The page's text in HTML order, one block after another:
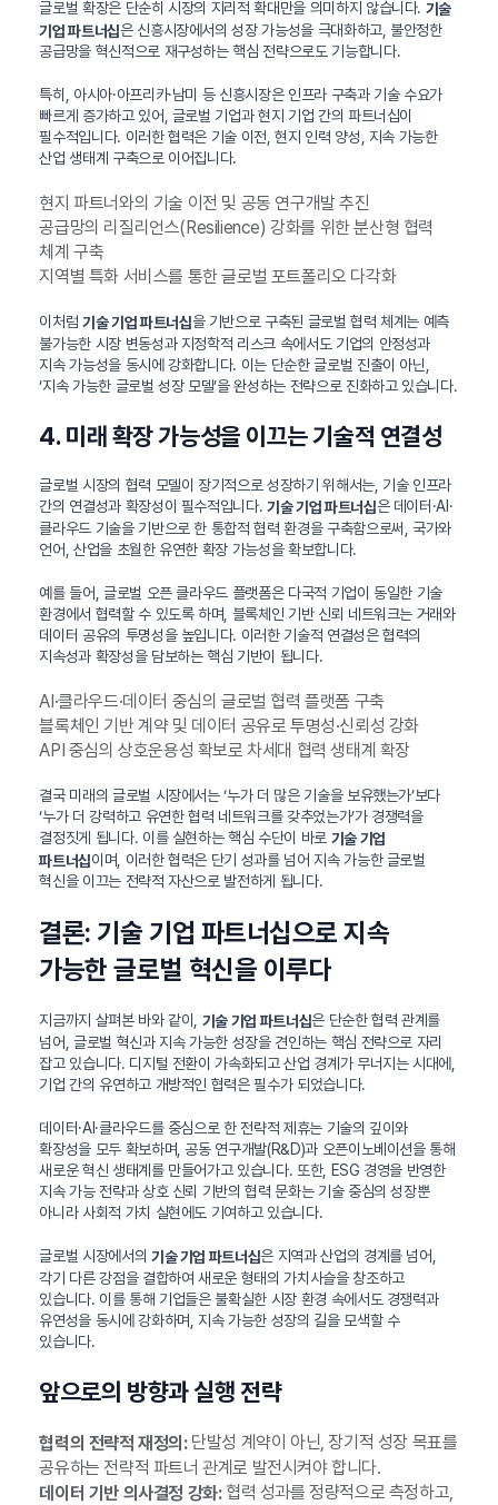
글로벌 확장은 단순히 시장의 지리적 확대만을 의미하지 않습니다. 기술
기업 파트너십은 신흥시장에서의 성장 가능성을 극대화하고, 불안정한
공급망을 혁신적으로 재구성하는 핵심 전략으로도 기능합니다.
특히, 아시아·아프리카·남미 등 신흥시장은 인프라 구축과 기술 수요가
빠르게 증가하고 있어, 글로벌 기업과 현지 기업 간의 파트너십이
필수적입니다. 이러한 협력은 기술 이전, 현지 인력 양성, 지속 가능한
산업 생태계 구축으로 이어집니다.
현지 파트너와의 기술 이전 및 공동 연구개발 추진
공급망의 리질리언스(Resilience) 강화를 위한 분산형 협력
체계 구축
지역별 특화 서비스를 통한 글로벌 포트폴리오 다각화
이처럼 기술 기업 파트너십을 기반으로 구축된 글로벌 협력 체계는 예측
불가능한 시장 변동성과 지정학적 리스크 속에서도 기업의 안정성과
지속 가능성을 동시에 강화합니다. 이는 단순한 글로벌 진출이 아닌,
‘지속 가능한 글로벌 성장 모델’을 완성하는 전략으로 진화하고 있습니다.
4. 미래 확장 가능성을 이끄는 기술적 연결성
글로벌 시장의 협력 모델이 장기적으로 성장하기 위해서는, 기술 인프라
간의 연결성과 확장성이 필수적입니다.기술 기업 파트너십은 데이터·AI·
클라우드 기술을 기반으로 한 통합적 협력 환경을 구축함으로써, 국가와
언어, 산업을 초월한 유연한 확장 가능성을 확보합니다.
예를 들어, 글로벌 오픈 클라우드 플랫폼은 다국적 기업이 동일한 기술
환경에서 협력할 수 있도록 하며, 블록체인 기반 신뢰 네트워크는 거래와
데이터 공유의 투명성을 높입니다. 이러한 기술적 연결성은 협력의
지속성과 확장성을 담보하는 핵심 기반이 됩니다.
AI·클라우드·데이터 중심의 글로벌 협력 플랫폼 구축
블록체인 기반 계약 및 데이터 공유로 투명성·신뢰성 강화
API 중심의 상호운용성 확보로 차세대 협력 생태계 확장
결국 미래의 글로벌 시장에서는 ‘누가 더 많은 기술을 보유했는가’보다
‘누가 더 강력하고 유연한 협력 네트워크를 갖추었는가’가 경쟁력을
결정짓게 됩니다. 이를 실현하는 핵심 수단이 바로 기술 기업
파트너십이며, 이러한 협력은 단기 성과를 넘어 지속 가능한 글로벌
혁신을 이끄는 전략적 자산으로 발전하게 됩니다.
결론: 기술 기업 파트너십으로 지속
가능한 글로벌 혁신을 이루다
지금까지 살펴본 바와 같이, 기술 기업 파트너십은 단순한 협력 관계를
넘어, 글로벌 혁신과 지속 가능한 성장을 견인하는 핵심 전략으로 자리
잡고 있습니다. 디지털 전환이 가속화되고 산업 경계가 무너지는 시대에,
기업 간의 유연하고 개방적인 협력은 필수가 되었습니다.
데이터·AI·클라우드를 중심으로 한 전략적 제휴는 기술의 깊이와
확장성을 모두 확보하며, 공동 연구개발(R&D)과 오픈이노베이션을 통해
새로운 혁신 생태계를 만들어가고 있습니다. 또한, ESG 경영을 반영한
지속 가능 전략과 상호 신뢰 기반의 협력 문화는 기술 중심의 성장뿐
아니라 사회적 가치 실현에도 기여하고 있습니다.
글로벌 시장에서의 기술 기업 파트너십은 지역과 산업의 경계를 넘어,
각기 다른 강점을 결합하여 새로운 형태의 가치사슬을 창조하고
있습니다. 이를 통해 기업들은 불확실한 시장 환경 속에서도 경쟁력과
유연성을 동시에 강화하며, 지속 가능한 성장의 길을 모색할 수
있습니다.
앞으로의 방향과 실행 전략
협력의 전략적 재정의:단발성 계약이 아닌, 장기적 성장 목표를
공유하는 전략적 파트너 관계로 발전시켜야 합니다.
데이터 기반 의사결정 강화:협력 성과를 정량적으로 측정하고,